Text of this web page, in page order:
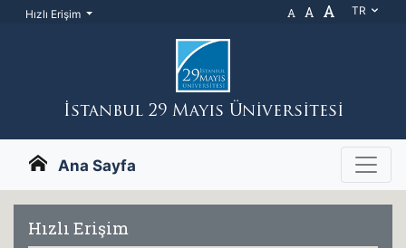
Hızlı Erişim A A A TR
İstanbul 29 Mayıs Üniversitesi
Ana Sayfa
Hızlı Erişim